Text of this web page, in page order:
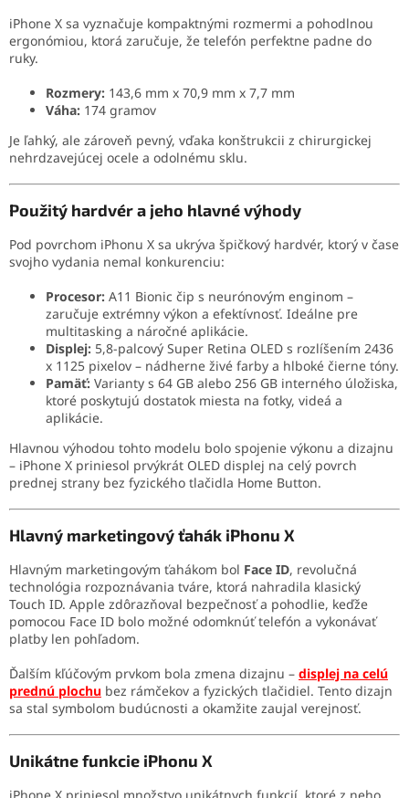
iPhone X sa vyznačuje kompaktnými rozmermi a pohodlnou
ergonómiou, ktorá zaručuje, že telefón perfektne padne do
ruky.
Rozmery: 143,6 mm x 70,9 mm x 7,7 mm
Váha: 174 gramov
Je ľahký, ale zároveň pevný, vďaka konštrukcii z chirurgickej
nehrdzavejúcej ocele a odolnému sklu.
Použitý hardvér a jeho hlavné výhody
Pod povrchom iPhonu X sa ukrýva špičkový hardvér, ktorý v čase
svojho vydania nemal konkurenciu:
Procesor: A11 Bionic čip s neurónovým enginom –
zaručuje extrémny výkon a efektívnosť. Ideálne pre
multitasking a náročné aplikácie.
Displej: 5,8-palcový Super Retina OLED s rozlíšením 2436
x 1125 pixelov – nádherne živé farby a hlboké čierne tóny.
Pamäť: Varianty s 64 GB alebo 256 GB interného úložiska,
ktoré poskytujú dostatok miesta na fotky, videá a
aplikácie.
Hlavnou výhodou tohto modelu bolo spojenie výkonu a dizajnu
– iPhone X priniesol prvýkrát OLED displej na celý povrch
prednej strany bez fyzického tlačidla Home Button.
Hlavný marketingový ťahák iPhonu X
Hlavným marketingovým ťahákom bol Face ID, revolučná
technológia rozpoznávania tváre, ktorá nahradila klasický
Touch ID. Apple zdôrazňoval bezpečnosť a pohodlie, keďže
pomocou Face ID bolo možné odomknúť telefón a vykonávať
platby len pohľadom.
Ďalším kľúčovým prvkom bola zmena dizajnu – displej na celú
prednú plochu bez rámčekov a fyzických tlačidiel. Tento dizajn
sa stal symbolom budúcnosti a okamžite zaujal verejnosť.
Unikátne funkcie iPhonu X